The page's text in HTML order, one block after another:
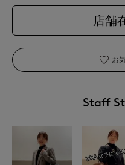
店舗
お
Staff